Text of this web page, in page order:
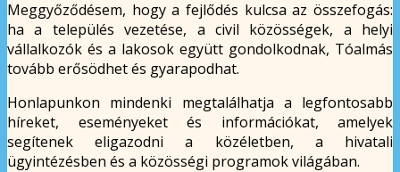
Meggyőződésem, hogy a fejlődés kulcsa az összefogás:
ha a település vezetése, a civil közösségek, a helyi
vállalkozók és a lakosok együtt gondolkodnak, Tóalmás
tovább erősödhet és gyarapodhat.
Honlapunkon mindenki megtalálhatja a legfontosabb
híreket, eseményeket és információkat, amelyek
segítenek eligazodni a közéletben, a hivatali
ügyintézésben és a közösségi programok világában.